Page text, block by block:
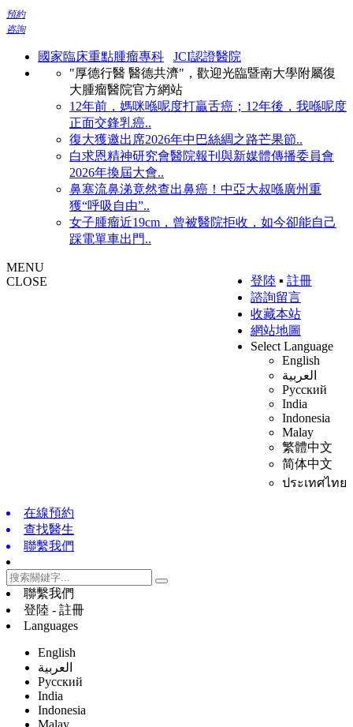
預約
咨詢
國家臨床重點腫瘤專科
JCI認證醫院
"厚德行醫 醫德共濟"，歡迎光臨暨南大學附屬復
大腫瘤醫院官方網站
12年前，媽咪喺呢度打贏舌癌；12年後，我喺呢度
正面交鋒乳癌..
復大獲邀出席2026年中巴絲綢之路芒果節..
白求恩精神研究會醫院報刊與新媒體傳播委員會
2026年換屆大會..
鼻塞流鼻涕竟然查出鼻癌！中亞大叔喺廣州重
獲“呼吸自由”..
女子腫瘤近19cm，曾被醫院拒收，如今卻能自己
踩電單車出門..
登陸 ▪ 註冊
諮詢留言
收藏本站
網站地圖
Select Language
English
العربية
Русский
India
Indonesia
Malay
繁體中文
简体中文
ประเทศไทย
MENU
CLOSE
在線預約
查找醫生
聯繫我們
聯繫我們
登陸 - 註冊
Languages
English
العربية
Русский
India
Indonesia
Malay